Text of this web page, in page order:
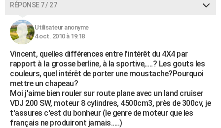
RÉPONSE 7 / 27
Utilisateur anonyme
4 oct. 2010 à 19:18
Vincent, quelles différences entre l'intérêt du 4X4 par
rapport à la grosse berline, à la sportive,....? Les gouts les
couleurs, quel intérêt de porter une moustache?Pourquoi
mettre un chapeau?
Moi j'aime bien rouler sur route plane avec un land cruiser
VDJ 200 SW, moteur 8 cylindres, 4500cm3, près de 300cv, je
t'assures c'est du bonheur (le genre de moteur que les
français ne produiront jamais.....)